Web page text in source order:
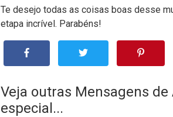
Te desejo todas as coisas boas desse
etapa incrível. Parabéns!
Veja outras Mensagens
especial...